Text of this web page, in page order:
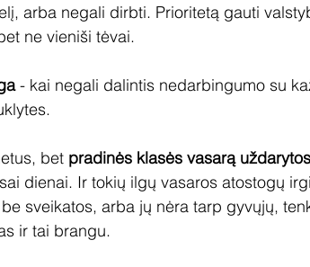
arba negali dirbti. Prioritetą gauti
ne vieniši tėvai.
- kai negali dalintis nedarbingumo su
bet pradinės klasės vasarą uždarytos
dienai. Ir tokių ilgų vasaros atostogų
sveikatos, arba jų nėra tarp gyvųjų,
ir tai brangu.